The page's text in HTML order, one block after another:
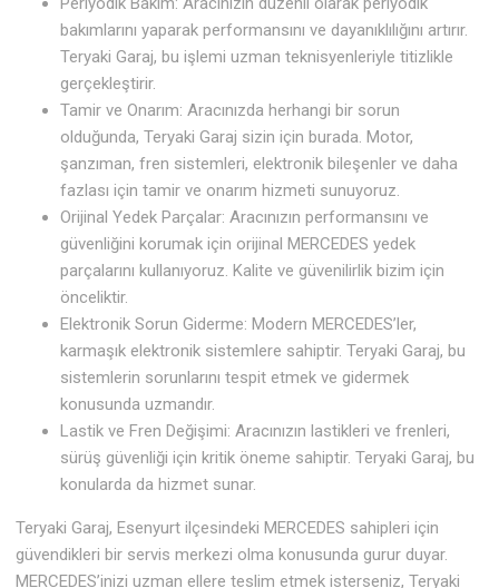
bakımlarını yaparak performansını ve dayanıklılığını artırır.
Teryaki Garaj, bu işlemi uzman teknisyenleriyle titizlikle
gerçekleştirir.
Tamir ve Onarım: Aracınızda herhangi bir sorun
olduğunda, Teryaki Garaj sizin için burada. Motor,
şanzıman, fren sistemleri, elektronik bileşenler ve daha
fazlası için tamir ve onarım hizmeti sunuyoruz.
Orijinal Yedek Parçalar: Aracınızın performansını ve
güvenliğini korumak için orijinal MERCEDES yedek
parçalarını kullanıyoruz. Kalite ve güvenilirlik bizim için
önceliktir.
Elektronik Sorun Giderme: Modern MERCEDES’ler,
karmaşık elektronik sistemlere sahiptir. Teryaki Garaj, bu
sistemlerin sorunlarını tespit etmek ve gidermek
konusunda uzmandır.
Lastik ve Fren Değişimi: Aracınızın lastikleri ve frenleri,
sürüş güvenliği için kritik öneme sahiptir. Teryaki Garaj, bu
konularda da hizmet sunar.
Teryaki Garaj, Esenyurt ilçesindeki MERCEDES sahipleri için
güvendikleri bir servis merkezi olma konusunda gurur duyar.
MERCEDES’inizi uzman ellere teslim etmek isterseniz, Teryaki